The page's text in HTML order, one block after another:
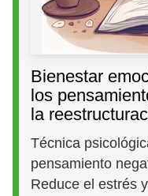
Bienestar
los
la
Técnica
pensamiento
Reduce el estrés